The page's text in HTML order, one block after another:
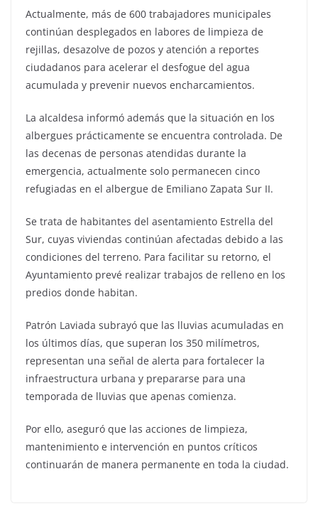
Actualmente, más de 600 trabajadores municipales
continúan desplegados en labores de limpieza de
rejillas, desazolve de pozos y atención a reportes
ciudadanos para acelerar el desfogue del agua
acumulada y prevenir nuevos encharcamientos.
La alcaldesa informó además que la situación en los
albergues prácticamente se encuentra controlada. De
las decenas de personas atendidas durante la
emergencia, actualmente solo permanecen cinco
refugiadas en el albergue de Emiliano Zapata Sur II.
Se trata de habitantes del asentamiento Estrella del
Sur, cuyas viviendas continúan afectadas debido a las
condiciones del terreno. Para facilitar su retorno, el
Ayuntamiento prevé realizar trabajos de relleno en los
predios donde habitan.
Patrón Laviada subrayó que las lluvias acumuladas en
los últimos días, que superan los 350 milímetros,
representan una señal de alerta para fortalecer la
infraestructura urbana y prepararse para una
temporada de lluvias que apenas comienza.
Por ello, aseguró que las acciones de limpieza,
mantenimiento e intervención en puntos críticos
continuarán de manera permanente en toda la ciudad.